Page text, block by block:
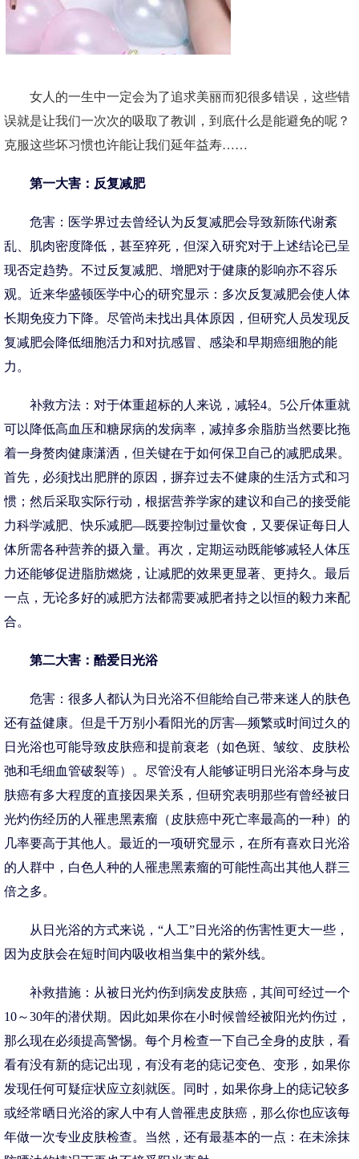
女人的一生中一定会为了追求美丽而犯很多错误，这些错
误就是让我们一次次的吸取了教训，到底什么是能避免的呢？
克服这些坏习惯也许能让我们延年益寿……
第一大害：反复减肥
危害：医学界过去曾经认为反复减肥会导致新陈代谢紊
乱、肌肉密度降低，甚至猝死，但深入研究对于上述结论已呈
现否定趋势。不过反复减肥、增肥对于健康的影响亦不容乐
观。近来华盛顿医学中心的研究显示：多次反复减肥会使人体
长期免疫力下降。尽管尚未找出具体原因，但研究人员发现反
复减肥会降低细胞活力和对抗感冒、感染和早期癌细胞的能
力。
补救方法：对于体重超标的人来说，减轻4。5公斤体重就
可以降低高血压和糖尿病的发病率，减掉多余脂肪当然要比拖
着一身赘肉健康潇洒，但关键在于如何保卫自己的减肥成果。
首先，必须找出肥胖的原因，摒弃过去不健康的生活方式和习
惯；然后采取实际行动，根据营养学家的建议和自己的接受能
力科学减肥、快乐减肥―既要控制过量饮食，又要保证每日人
体所需各种营养的摄入量。再次，定期运动既能够减轻人体压
力还能够促进脂肪燃烧，让减肥的效果更显著、更持久。最后
一点，无论多好的减肥方法都需要减肥者持之以恒的毅力来配
合。
第二大害：酷爱日光浴
危害：很多人都认为日光浴不但能给自己带来迷人的肤色
还有益健康。但是千万别小看阳光的厉害―频繁或时间过久的
日光浴也可能导致皮肤癌和提前衰老（如色斑、皱纹、皮肤松
弛和毛细血管破裂等）。尽管没有人能够证明日光浴本身与皮
肤癌有多大程度的直接因果关系，但研究表明那些有曾经被日
光灼伤经历的人罹患黑素瘤（皮肤癌中死亡率最高的一种）的
几率要高于其他人。最近的一项研究显示，在所有喜欢日光浴
的人群中，白色人种的人罹患黑素瘤的可能性高出其他人群三
倍之多。
从日光浴的方式来说，“人工”日光浴的伤害性更大一些，
因为皮肤会在短时间内吸收相当集中的紫外线。
补救措施：从被日光灼伤到病发皮肤癌，其间可经过一个
10～30年的潜伏期。因此如果你在小时候曾经被阳光灼伤过，
那么现在必须提高警惕。每个月检查一下自己全身的皮肤，看
看有没有新的痣记出现，有没有老的痣记变色、变形，如果你
发现任何可疑症状应立刻就医。同时，如果你身上的痣记较多
或经常晒日光浴的家人中有人曾罹患皮肤癌，那么你也应该每
年做一次专业皮肤检查。当然，还有最基本的一点：在未涂抹